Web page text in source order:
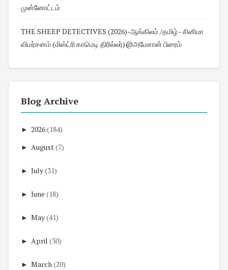
முன்னோட்டம்
THE SHEEP DETECTIVES (2026)-ஆங்கிலம் /தமிழ் - சினிமா
விமர்சனம் (மிஸ்ட்ரி காமெடி திரில்லர்)@அமேசான் பிரைம்
Blog Archive
► 2026(184)
► August(7)
► July(31)
► June (18)
► May(41)
► April (30)
► March(20)